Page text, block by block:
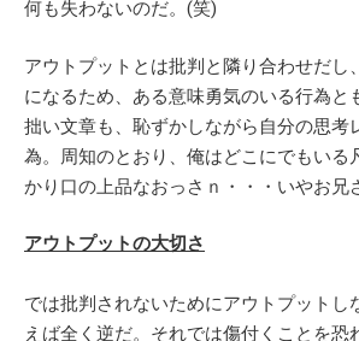
何も失わないのだ。(笑)
アウトプットとは批判と隣り合わせだし
になるため、ある意味勇気のいる行為と
拙い文章も、恥ずかしながら自分の思考
為。周知のとおり、俺はどこにでもいる
かり口の上品なおっさｎ・・・いやお兄
アウトプットの大切さ
では批判されないためにアウトプットし
えば全く逆だ。それでは傷付くことを恐